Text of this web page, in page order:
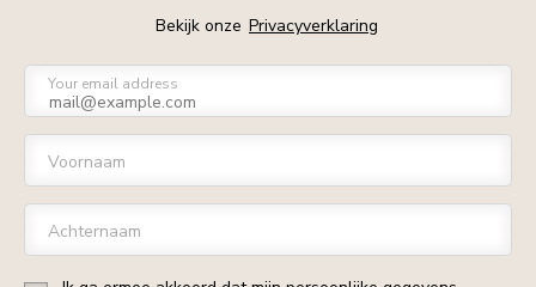
Bekijk onze Privacyverklaring
Your email address
Voornaam
Achternaam